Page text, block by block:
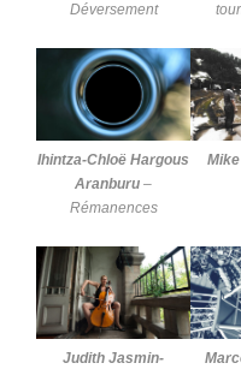
Déversement
Ihintza-Chloë Hargous
Aranburu –
Rémanences
Judith Jasmin-